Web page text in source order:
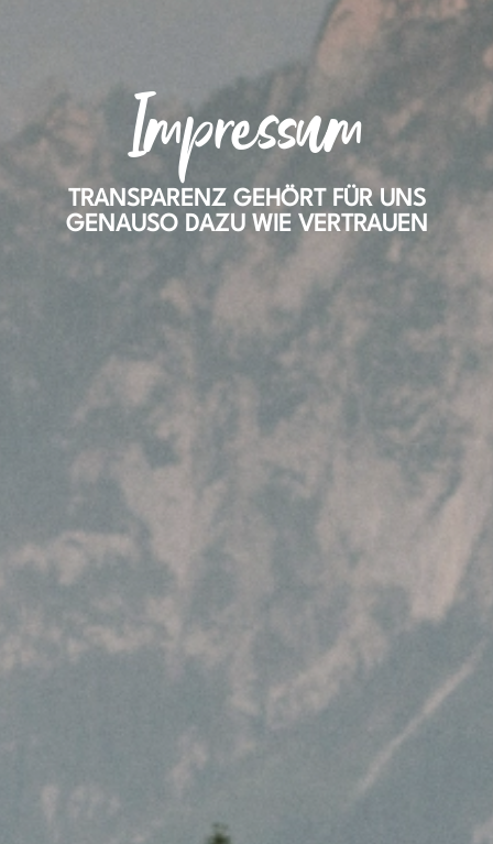
Impressum
TRANSPARENZ GEHÖRT FÜR UNS
GENAUSO DAZU WIE VERTRAUEN